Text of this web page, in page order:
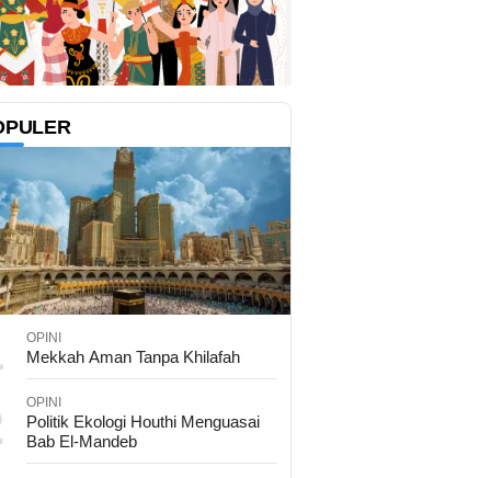
OPINI
Mekkah Aman Tanpa Khilafah
OPINI
Politik Ekologi Houthi Menguasai
Bab El-Mandeb